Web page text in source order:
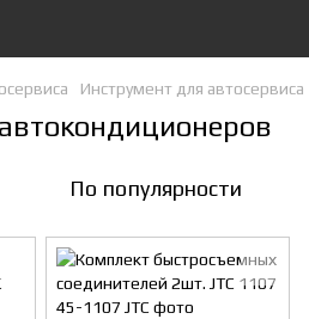
Инструмент для автосервиса
По популярности